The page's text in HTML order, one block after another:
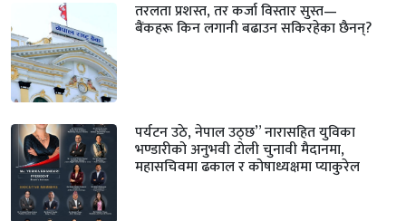
तरलता प्रशस्त, तर कर्जा विस्तार सुस्त—
बैंकहरू किन लगानी बढाउन सकिरहेका छैनन्?
पर्यटन उठे, नेपाल उठ्छ” नारासहित युविका
भण्डारीको अनुभवी टोली चुनावी मैदानमा,
महासचिवमा ढकाल र कोषाध्यक्षमा प्याकुरेल